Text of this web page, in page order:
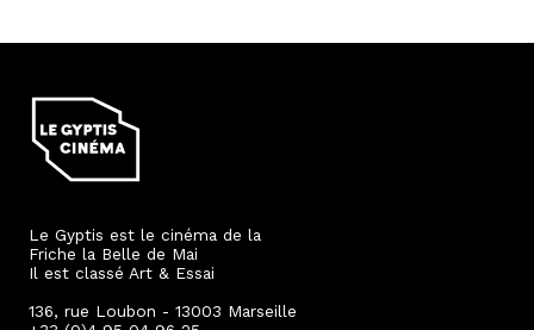
Le Gyptis est le cinéma de la
Friche la Belle de Mai
Il est classé Art & Essai
136, rue Loubon - 13003 Marseille